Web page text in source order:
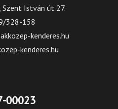
Szent István út 27.
328-158
kenderes.hu
kenderes.hu
00023